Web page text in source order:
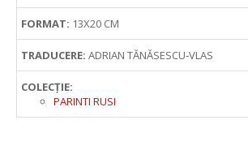
FORMAT: 13X20 CM
TRADUCERE: ADRIAN TĂNĂSESCU‑VLAS
COLECȚIE:
PARINTI RUSI